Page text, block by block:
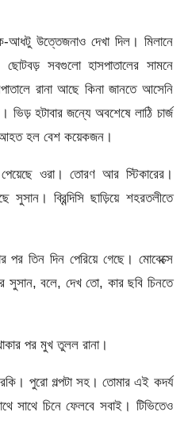
উত্তেজনাও দেখা দিল। মিলানে
সবগুলো হাসপাতালের সামনে
রানা আছে কিনা জানতে আসেনি
হটাবার জন্যে অবশেষে লাঠি চার্জ
আহত হল বেশ কয়েকজন।
ওরা। তোরণ আর স্টিকারের।
ব্রিন্দিসি ছাড়িয়ে শহরতলীতে
পর তিন দিন পেরিয়ে গেছে। মোবেক্সে
সুসান, বলে, দেখ তো, কার ছবি চিনতে
পর মুখ তুলল রানা।
পুরো গল্পটা সহ। তোমার এই কদর্য
সাথে চিনে ফেলবে সবাই। টিভিতেও